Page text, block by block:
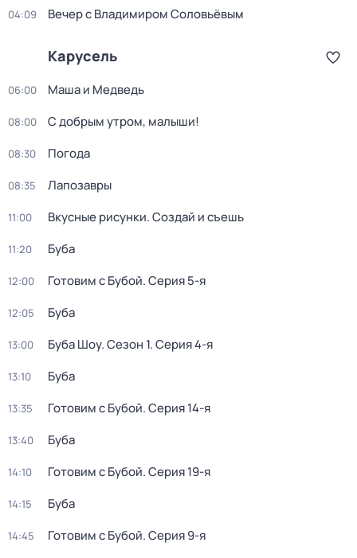
04:09 Вечер с Владимиром Соловьёвым
Карусель
06:00 Маша и Медведь
08:00 С добрым утром, малыши!
08:30 Погода
08:35 Лапозавры
11:00 Вкусные рисунки. Создай и съешь
11:20 Буба
12:00 Готовим с Бубой. Серия 5-я
12:05 Буба
13:00 Буба Шоу. Сезон 1. Серия 4-я
13:10 Буба
13:35 Готовим с Бубой. Серия 14-я
13:40 Буба
14:10 Готовим с Бубой. Серия 19-я
14:15 Буба
14:45 Готовим с Бубой. Серия 9-я